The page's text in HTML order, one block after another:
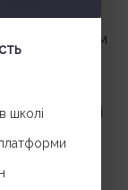
школі
він може
старшим
Деякі
власні
розміру